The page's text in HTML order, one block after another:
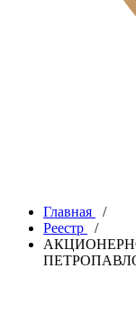
Главная
/
Реестр
/